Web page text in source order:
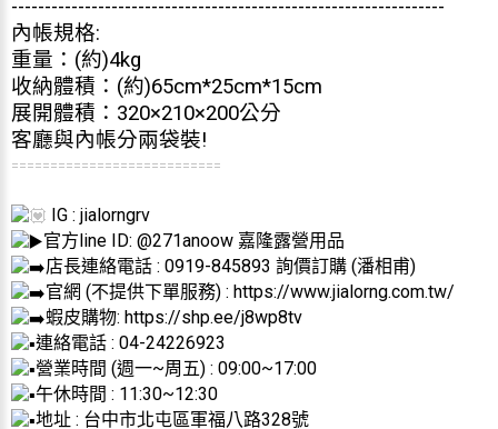
-----------------------------------------------------------------
內帳規格:
重量：(約)4kg
收納體積：(約)65cm*25cm*15cm
展開體積：320×210×200公分
客廳與內帳分兩袋裝!
===========================
IG : jialorngrv
官方line ID: @271anoow 嘉隆露營用品
店長連絡電話 : 0919-845893 詢價訂購 (潘相甫)
官網 (不提供下單服務) : https://www.jialorng.com.tw/
蝦皮購物: https://shp.ee/j8wp8tv
連絡電話 : 04-24226923
營業時間 (週一~周五) : 09:00~17:00
午休時間 : 11:30~12:30
地址 : 台中市北屯區軍福八路328號